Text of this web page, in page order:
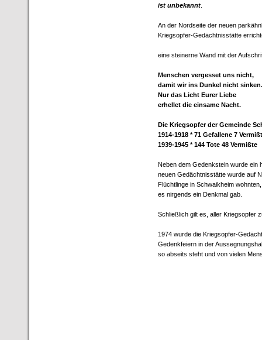
ist unbekannt
An der Nordseite der neuen
Kriegsopfer-Gedächtnisstätte
eine steinerne Wand mit der
Menschen vergesset uns nicht,
damit wir ins Dunkel nicht sinken.
Nur das Licht Eurer Liebe
erhellet die einsame Nacht.
Die Kriegsopfer der Gemeinde
1914-1918 * 71 Gefallene 7
1939-1945 * 144 Tote 48 Vermißte
Neben dem Gedenkstein wurde ein
neuen Gedächtnisstätte wurde auf
Flüchtlinge in Schwaikheim
es nirgends ein Denkmal gab.
Schließlich gilt es, aller Kriegsopfer
1974 wurde die Kriegsopfer-
Gedenkfeiern in der
so abseits steht und von vielen